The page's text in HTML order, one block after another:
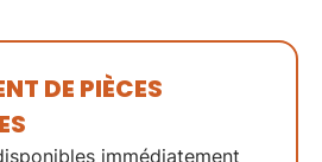
DE PIÈCES
immédiatement